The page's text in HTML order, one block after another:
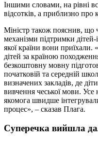
Іншими словами, на рівні
відсотків, а приблизно про
Міністр також пояснив, що
механізми підтримки дітей-
якої країни вони приїхали.
дітей за країною
безкоштовну мовну
початковій та середній
визначених закладів, де
вивчення чеської мови.
якомога швидше
процес», – сказав Плага.
Суперечка вийшла